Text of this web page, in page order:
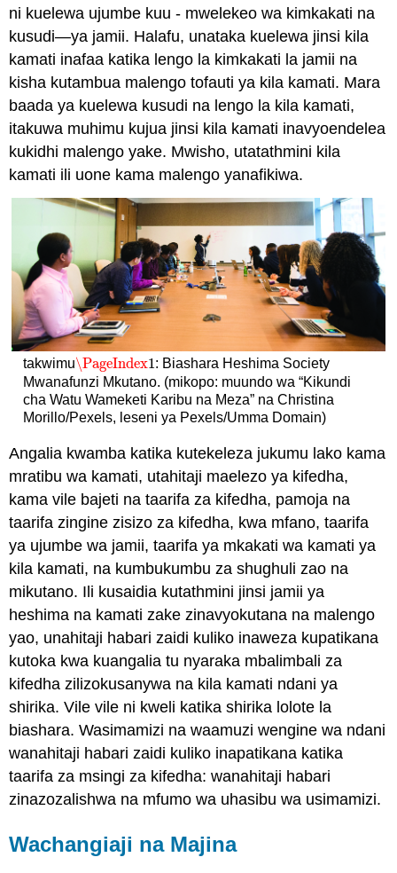
ni kuelewa ujumbe kuu - mwelekeo wa kimkakati na
kusudi—ya jamii. Halafu, unataka kuelewa jinsi kila
kamati inafaa katika lengo la kimkakati la jamii na
kisha kutambua malengo tofauti ya kila kamati. Mara
baada ya kuelewa kusudi na lengo la kila kamati,
itakuwa muhimu kujua jinsi kila kamati inavyoendelea
kukidhi malengo yake. Mwisho, utatathmini kila
kamati ili uone kama malengo yanafikiwa.
takwimu\PageIndex1
\PageIndex1: Biashara Heshima Society
Mwanafunzi Mkutano. (mikopo: muundo wa “Kikundi
cha Watu Wameketi Karibu na Meza” na Christina
Morillo/Pexels, leseni ya Pexels/Umma Domain)
Angalia kwamba katika kutekeleza jukumu lako kama
mratibu wa kamati, utahitaji maelezo ya kifedha,
kama vile bajeti na taarifa za kifedha, pamoja na
taarifa zingine zisizo za kifedha, kwa mfano, taarifa
ya ujumbe wa jamii, taarifa ya mkakati wa kamati ya
kila kamati, na kumbukumbu za shughuli zao na
mikutano. Ili kusaidia kutathmini jinsi jamii ya
heshima na kamati zake zinavyokutana na malengo
yao, unahitaji habari zaidi kuliko inaweza kupatikana
kutoka kwa kuangalia tu nyaraka mbalimbali za
kifedha zilizokusanywa na kila kamati ndani ya
shirika. Vile vile ni kweli katika shirika lolote la
biashara. Wasimamizi na waamuzi wengine wa ndani
wanahitaji habari zaidi kuliko inapatikana katika
taarifa za msingi za kifedha: wanahitaji habari
zinazozalishwa na mfumo wa uhasibu wa usimamizi.
Wachangiaji na Majina